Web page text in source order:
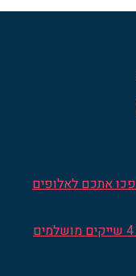
מחפשים מתכון לשייק בריאות? קבלו 4 שייקים מושלמים